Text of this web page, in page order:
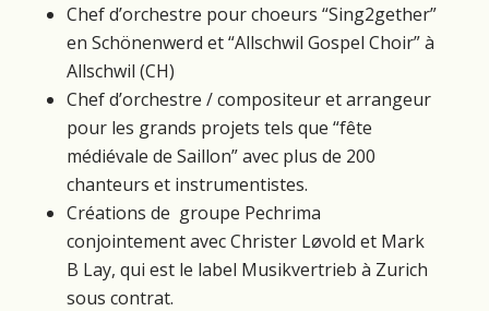
Chef d’orchestre pour choeurs “Sing2gether”
en Schönenwerd et “Allschwil Gospel Choir” à
Allschwil (CH)
Chef d’orchestre / compositeur et arrangeur
pour les grands projets tels que “fête
médiévale de Saillon” avec plus de 200
chanteurs et instrumentistes.
Créations de groupe Pechrima
conjointement avec Christer Løvold et Mark
B Lay, qui est le label Musikvertrieb à Zurich
sous contrat.